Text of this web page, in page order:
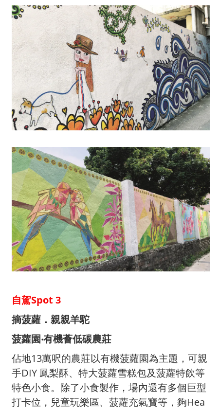
自駕Spot 3
摘菠蘿．親親羊駝
菠蘿園‧有機薈低碳農莊
佔地13萬呎的農莊以有機菠蘿園為主題，可親
手DIY 鳳梨酥、特大菠蘿雪糕包及菠蘿特飲等
特色小食。除了小食製作，場內還有多個巨型
打卡位，兒童玩樂區、菠蘿充氣寶等，夠Hea